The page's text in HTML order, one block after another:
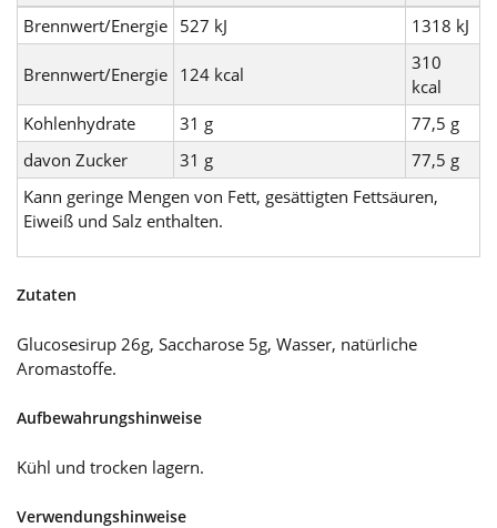
Brennwert/Energie 527 kJ 1318 kJ
Brennwert/Energie 124 kcal
310
kcal
Kohlenhydrate
31 g
77,5 g
davon Zucker
31 g
77,5 g
Kann geringe Mengen von Fett, gesättigten Fettsäuren,
Eiweiß und Salz enthalten.
Zutaten
Glucosesirup 26g, Saccharose 5g, Wasser, natürliche
Aromastoffe.
Aufbewahrungshinweise
Kühl und trocken lagern.
Verwendungshinweise